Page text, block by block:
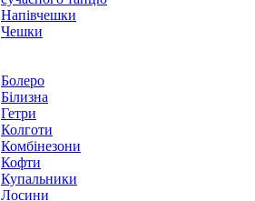
Напівчешки
Чешки
Болеро
Білизна
Гетри
Колготи
Комбінезони
Кофти
Купальники
Лосини